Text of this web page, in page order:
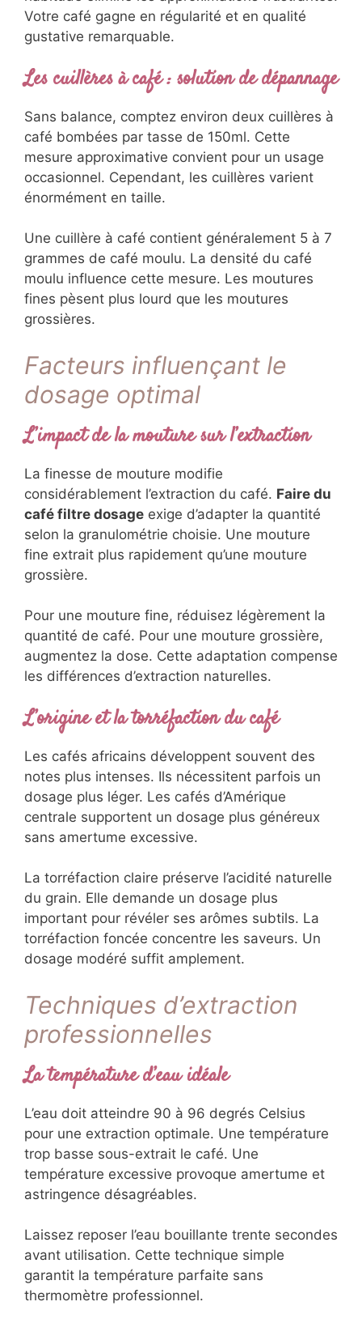
Votre café gagne en régularité et en qualité
gustative remarquable.
Les cuillères à café : solution de dépannage
Sans balance, comptez environ deux cuillères à
café bombées par tasse de 150ml. Cette
mesure approximative convient pour un usage
occasionnel. Cependant, les cuillères varient
énormément en taille.
Une cuillère à café contient généralement 5 à 7
grammes de café moulu. La densité du café
moulu influence cette mesure. Les moutures
fines pèsent plus lourd que les moutures
grossières.
Facteurs influençant le
dosage optimal
L’impact de la mouture sur l’extraction
La finesse de mouture modifie
considérablement l’extraction du café. Faire du
café filtre dosage exige d’adapter la quantité
selon la granulométrie choisie. Une mouture
fine extrait plus rapidement qu’une mouture
grossière.
Pour une mouture fine, réduisez légèrement la
quantité de café. Pour une mouture grossière,
augmentez la dose. Cette adaptation compense
les différences d’extraction naturelles.
L’origine et la torréfaction du café
Les cafés africains développent souvent des
notes plus intenses. Ils nécessitent parfois un
dosage plus léger. Les cafés d’Amérique
centrale supportent un dosage plus généreux
sans amertume excessive.
La torréfaction claire préserve l’acidité naturelle
du grain. Elle demande un dosage plus
important pour révéler ses arômes subtils. La
torréfaction foncée concentre les saveurs. Un
dosage modéré suffit amplement.
Techniques d’extraction
professionnelles
La température d’eau idéale
L’eau doit atteindre 90 à 96 degrés Celsius
pour une extraction optimale. Une température
trop basse sous-extrait le café. Une
température excessive provoque amertume et
astringence désagréables.
Laissez reposer l’eau bouillante trente secondes
avant utilisation. Cette technique simple
garantit la température parfaite sans
thermomètre professionnel.